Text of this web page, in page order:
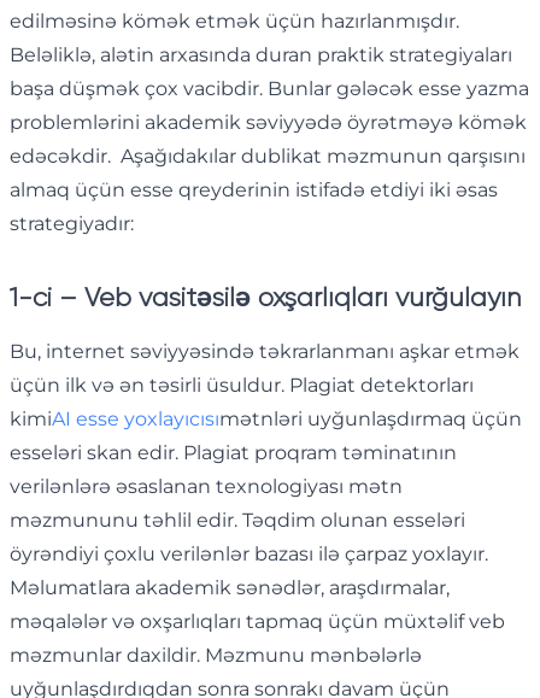
edilməsinə kömək etmək üçün hazırlanmışdır.
Beləliklə, alətin arxasında duran praktik strategiyaları
başa düşmək çox vacibdir. Bunlar gələcək esse yazma
problemlərini akademik səviyyədə öyrətməyə kömək
edəcəkdir. Aşağıdakılar dublikat məzmunun qarşısını
almaq üçün esse qreyderinin istifadə etdiyi iki əsas
strategiyadır:
1-ci – Veb vasitəsilə oxşarlıqları vurğulayın
Bu, internet səviyyəsində təkrarlanmanı aşkar etmək
üçün ilk və ən təsirli üsuldur. Plagiat detektorları
kimiAI esse yoxlayıcısımətnləri uyğunlaşdırmaq üçün
esseləri skan edir. Plagiat proqram təminatının
verilənlərə əsaslanan texnologiyası mətn
məzmununu təhlil edir. Təqdim olunan esseləri
öyrəndiyi çoxlu verilənlər bazası ilə çarpaz yoxlayır.
Məlumatlara akademik sənədlər, araşdırmalar,
məqalələr və oxşarlıqları tapmaq üçün müxtəlif veb
məzmunlar daxildir. Məzmunu mənbələrlə
uyğunlaşdırdıqdan sonra sonrakı davam üçün